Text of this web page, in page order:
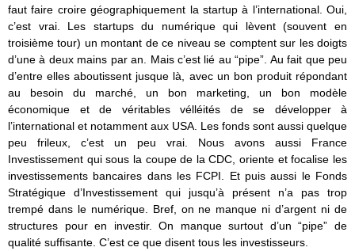
faut faire croire géographiquement la startup à l’international. Oui,
c’est vrai. Les startups du numérique qui lèvent (souvent en
troisième tour) un montant de ce niveau se comptent sur les doigts
d’une à deux mains par an. Mais c’est lié au “pipe”. Au fait que peu
d’entre elles aboutissent jusque là, avec un bon produit répondant
au besoin du marché, un bon marketing, un bon modèle
économique et de véritables vélléités de se développer à
l’international et notamment aux USA. Les fonds sont aussi quelque
peu frileux, c’est un peu vrai. Nous avons aussi France
Investissement qui sous la coupe de la CDC, oriente et focalise les
investissements bancaires dans les FCPI. Et puis aussi le Fonds
Stratégique d’Investissement qui jusqu’à présent n’a pas trop
trempé dans le numérique. Bref, on ne manque ni d’argent ni de
structures pour en investir. On manque surtout d’un “pipe” de
qualité suffisante. C’est ce que disent tous les investisseurs.